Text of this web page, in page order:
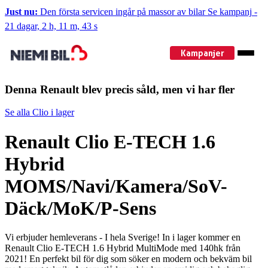
Just nu: Den första servicen ingår på massor av bilar Se kampanj -
21 dagar, 2 h, 11 m, 42 s
Kampanjer
Denna Renault blev precis såld, men vi har fler
Se alla Clio i lager
Renault Clio E-TECH 1.6
Hybrid
MOMS/Navi/Kamera/SoV-
Däck/MoK/P-Sens
Vi erbjuder hemleverans - I hela Sverige! In i lager kommer en
Renault Clio E-TECH 1.6 Hybrid MultiMode med 140hk från
2021! En perfekt bil för dig som söker en modern och bekväm bil